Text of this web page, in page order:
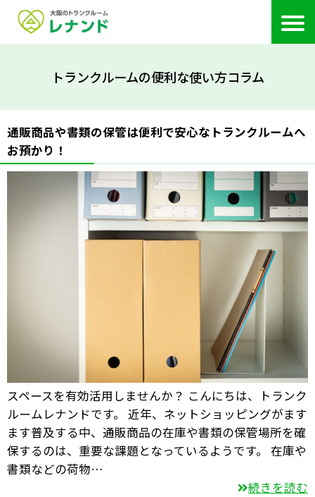
トランクルームの便利な使い方コラム
通販商品や書類の保管は便利で安心なトランクルームへ
お預かり！
スペースを有効活用しませんか？ こんにちは、トランク
ルームレナンドです。 近年、ネットショッピングがます
ます普及する中、通販商品の在庫や書類の保管場所を確
保するのは、重要な課題となっているようです。 在庫や
書類などの荷物…
続きを読む